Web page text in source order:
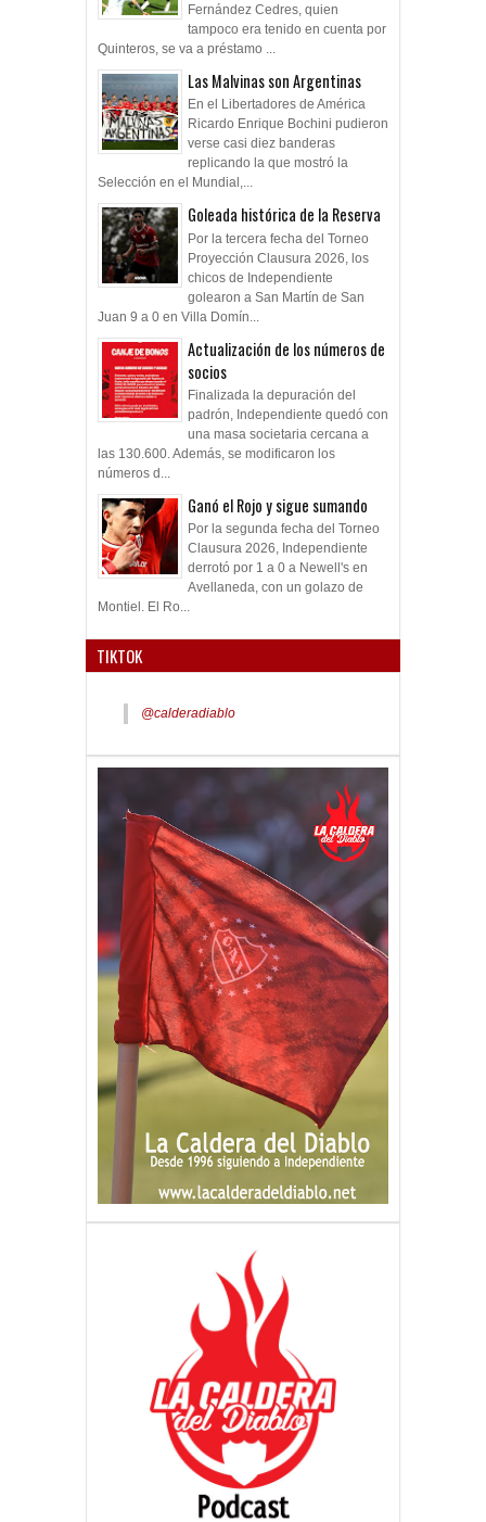
Fernández Cedres, quien
tampoco era tenido en cuenta por
Quinteros, se va a préstamo ...
Las Malvinas son Argentinas
En el Libertadores de América
Ricardo Enrique Bochini pudieron
verse casi diez banderas
replicando la que mostró la
Selección en el Mundial,...
Goleada histórica de la Reserva
Por la tercera fecha del Torneo
Proyección Clausura 2026, los
chicos de Independiente
golearon a San Martín de San
Juan 9 a 0 en Villa Domín...
Actualización de los números de
socios
Finalizada la depuración del
padrón, Independiente quedó con
una masa societaria cercana a
las 130.600. Además, se modificaron los
números d...
Ganó el Rojo y sigue sumando
Por la segunda fecha del Torneo
Clausura 2026, Independiente
derrotó por 1 a 0 a Newell's en
Avellaneda, con un golazo de
Montiel. El Ro...
TIKTOK
@calderadiablo